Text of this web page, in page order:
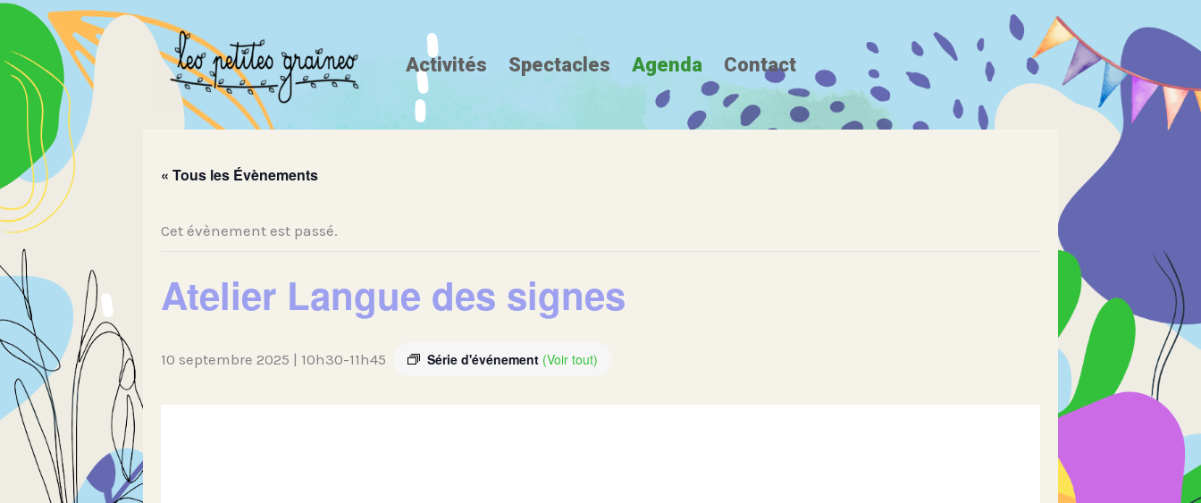
Aller
contenu
Activités Spectacles Agenda Contact
« Tous les Évènements
Cet évènement est passé.
Atelier Langue des signes
10 septembre 2025 | 10h30-11h45 Série d'événement (Voir tout)